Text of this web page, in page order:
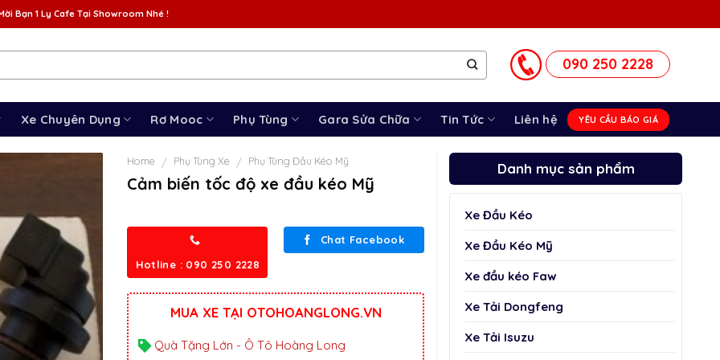
Bạn 1 Ly Cafe Tại Showroom Nhé !
090 250 2228
Xe Chuyên Dụng Rơ Mooc Phụ Tùng Gara Sửa Chữa Tin Tức Liên hệ YÊU CẦU BÁO GIÁ
Danh mục sản phẩm
Xe Đầu Kéo
Xe Đầu Kéo Mỹ
Xe đầu kéo Faw
Xe Tải Dongfeng
Xe Tải Isuzu
Home / Phụ Tùng Xe / Phụ Tùng Đầu Kéo Mỹ
Cảm biến tốc độ xe đầu kéo Mỹ
Hotline : 090 250 2228
Chat Facebook
MUA XE TẠI OTOHOANGLONG.VN
Quà Tặng Lớn - Ô Tô Hoàng Long